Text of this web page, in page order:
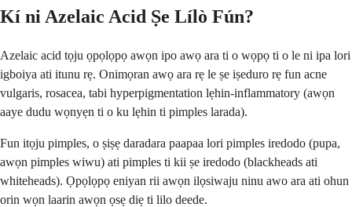
Kí ni Azelaic Acid Ṣe Lílò Fún?
Azelaic acid tọju ọpọlọpọ awọn ipo awọ ara ti o wọpọ ti o le ni ipa lori
igboiya ati itunu rẹ. Onimọran awọ ara rẹ le ṣe iṣeduro rẹ fun acne
vulgaris, rosacea, tabi hyperpigmentation lẹhin-inflammatory (awọn
aaye dudu wọnyẹn ti o ku lẹhin ti pimples larada).
Fun itọju pimples, o ṣiṣẹ daradara paapaa lori pimples iredodo (pupa,
awọn pimples wiwu) ati pimples ti kii ṣe iredodo (blackheads ati
whiteheads). Ọpọlọpọ eniyan rii awọn ilọsiwaju ninu awo ara ati ohun
orin wọn laarin awọn ọsẹ diẹ ti lilo deede.